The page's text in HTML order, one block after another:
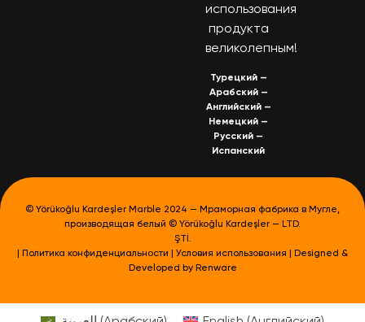
использования
продукта
великолепным!
Турецкий—
Арабский—
Английский—
Немецкий —
Русский —
Испанский
© Yörükoğlu Kardeşler Marble 2024 — Мраморная фабрика в Мугле,
производящая белый © Yörükoğlu Kardeşler — LTD.
ŞTİ.
| Политика конфиденциальности | Условия использования | Designed &
Developed by Renware